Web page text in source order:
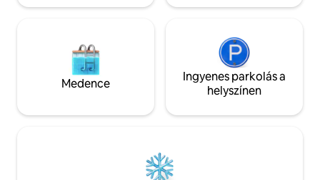
Medence
Ingyenes parkolás a
helyszínen